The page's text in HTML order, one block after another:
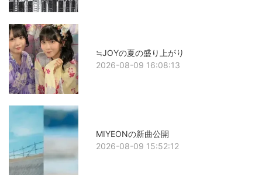
≒JOYの夏の盛り上がり
2026-08-09 16:08:13
MIYEONの新曲公開
2026-08-09 15:52:12